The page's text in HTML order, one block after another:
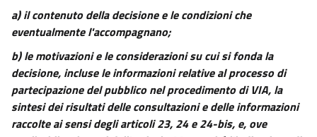
24 bis
25
26
26 bis
27
a) il contenuto della decisione e le condizioni che
eventualmente l'accompagnano;
b) le motivazioni e le considerazioni su cui si fonda la
decisione, incluse le informazioni relative al processo di
partecipazione del pubblico nel procedimento di VIA, la
sintesi dei risultati delle consultazioni e delle informazioni
raccolte ai sensi degli articoli 23, 24 e 24-bis, e, ove